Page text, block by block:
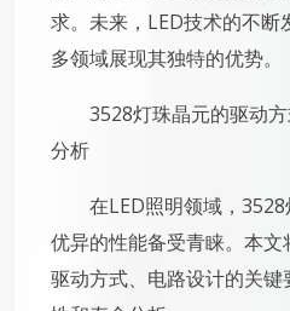
求。未来，LED技术的不断
多领域展现其独特的优势。
3528灯珠晶元的驱动
分析
在LED照明领域，
优异的性能备受青睐。本
驱动方式、电路设计的关